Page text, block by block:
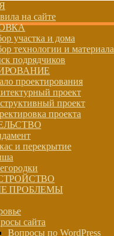
на сайте
участка и дома
технологии и материала
подрядчиков
проектирования
проект
проект
проекта
и перекрытие
ПРОБЛЕМЫ
сайта
Вопросы по WordPress